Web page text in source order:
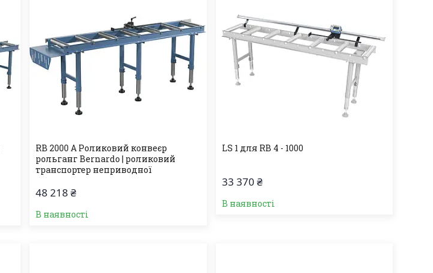
RB 2000 A Роликовий конвеєр
рольганг Bernardo | роликовий
транспортер неприводної
48 218 ₴
В наявності
LS 1 для RB 4 - 1000
33 370 ₴
В наявності